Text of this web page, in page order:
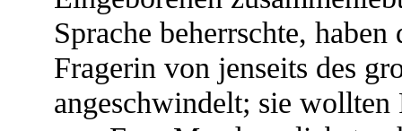
Sprache beherrschte,
Fragerin von jenseits des
angeschwindelt; sie wollten